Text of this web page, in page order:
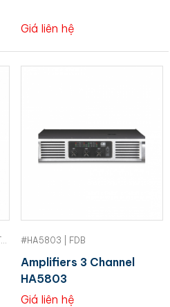
Giá liên hệ
#TA2.2 / TA4.2 / TA7.2 / TA9.2 / TA11.2 / TA14.2 | FDB #HA5803 | FDB
Amplifiers 3 Channel
HA5803
Giá liên hệ